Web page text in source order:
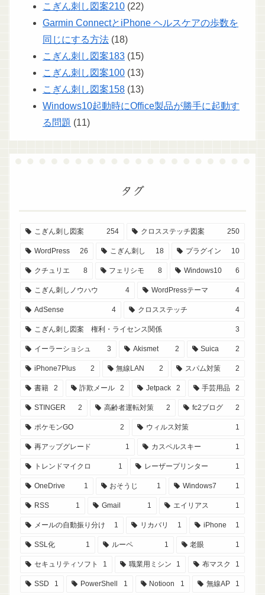
こぎん刺し図案210 (22)
Garmin ConnectとiPhone ヘルスケアの歩数を
同じにする方法 (18)
こぎん刺し図案183 (15)
こぎん刺し図案100 (13)
こぎん刺し図案158 (13)
Windows10起動時にOffice製品が勝手に起動す
る問題 (11)
タグ
こぎん刺し図案 254 クロスステッチ図案 250
WordPress 26 こぎん刺し 18 プラグイン 10
クチュリエ 8 フェリシモ 8 Windows10 6
こぎん刺しノウハウ 4 WordPressテーマ 4
AdSense 4 クロスステッチ 4
こぎん刺し図案 権利・ライセンス関係 3
イーラーショシュ 3 Akismet 2 Suica 2
iPhone7Plus 2 無線LAN 2 スパム対策 2
書籍 2 詐欺メール 2 Jetpack 2 手芸用品 2
STINGER 2 高齢者運転対策 2 fc2ブログ 2
ポケモンGO 2 ウィルス対策 1
再アップグレード 1 カスペルスキー 1
トレンドマイクロ 1 レーザープリンター 1
OneDrive 1 おそうじ 1 Windows7 1
RSS 1 Gmail 1 エイリアス 1
メールの自動振り分け 1 リカバリ 1 iPhone 1
SSL化 1 ルーペ 1 老眼 1
セキュリティソフト 1 職業用ミシン 1 布マスク 1
SSD 1 PowerShell 1 Notioon 1 無線AP 1